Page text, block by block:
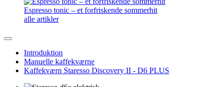
Espresso tonic – et forfriskende sommerhit
alle artikler
Introduktion
Manuelle kaffekværne
Kaffekværn Staresso Discovery II - D6 PLUS